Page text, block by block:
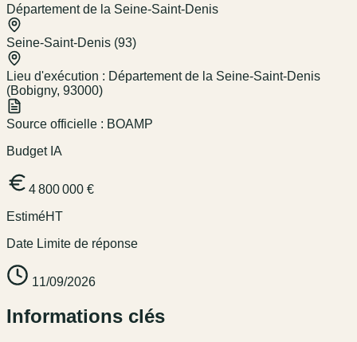
Département de la Seine-Saint-Denis
Seine-Saint-Denis (93)
Lieu d'exécution : Département de la Seine-Saint-Denis
(Bobigny, 93000)
Source officielle : BOAMP
Budget IA
4 800 000 €
EstiméHT
Date Limite de réponse
11/09/2026
Informations clés